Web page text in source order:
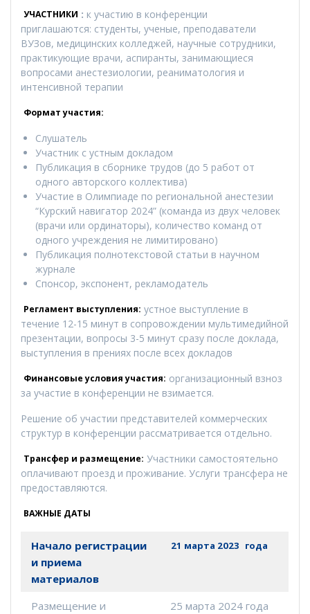
УЧАСТНИКИ : к участию в конференции
приглашаются: студенты, ученые, преподаватели
ВУЗов, медицинских колледжей, научные сотрудники,
практикующие врачи, аспиранты, занимающиеся
вопросами анестезиологии, реаниматология и
интенсивной терапии
Формат участия:
Слушатель
Участник с устным докладом
Публикация в сборнике трудов (до 5 работ от
одного авторского коллектива)
Участие в Олимпиаде по региональной анестезии
“Курский навигатор 2024” (команда из двух человек
(врачи или ординаторы), количество команд от
одного учреждения не лимитировано)
Публикация полнотекстовой статьи в научном
журнале
Спонсор, экспонент, рекламодатель
Регламент выступления: устное выступление в
течение 12-15 минут в сопровождении мультимедийной
презентации, вопросы 3-5 минут сразу после доклада,
выступления в прениях после всех докладов
Финансовые условия участия: организационный взноз
за участие в конференции не взимается.
Решение об участии представителей коммерческих
структур в конференции рассматривается отдельно.
Трансфер и размещение: Участники самостоятельно
оплачивают проезд и проживание. Услуги трансфера не
предоставляются.
ВАЖНЫЕ ДАТЫ
Начало регистрации
и приема
материалов
21 марта 2023 года
Размещение и
25 марта 2024 года